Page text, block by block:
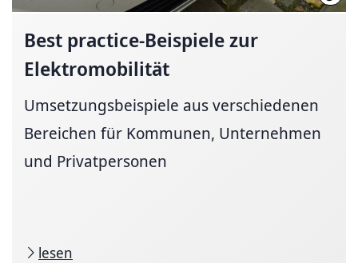
Best practice-Beispielezur
Elektromobilität
Umsetzungsbeispiele aus verschiedenen
Bereichen für Kommunen, Unternehmen
und Privatpersonen
lesen